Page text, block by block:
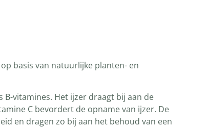
basis van natuurlijke planten- en
vitamines. Het ijzer draagt bij aan de
C bevordert de opname van ijzer. De
en dragen zo bij aan het behoud van een